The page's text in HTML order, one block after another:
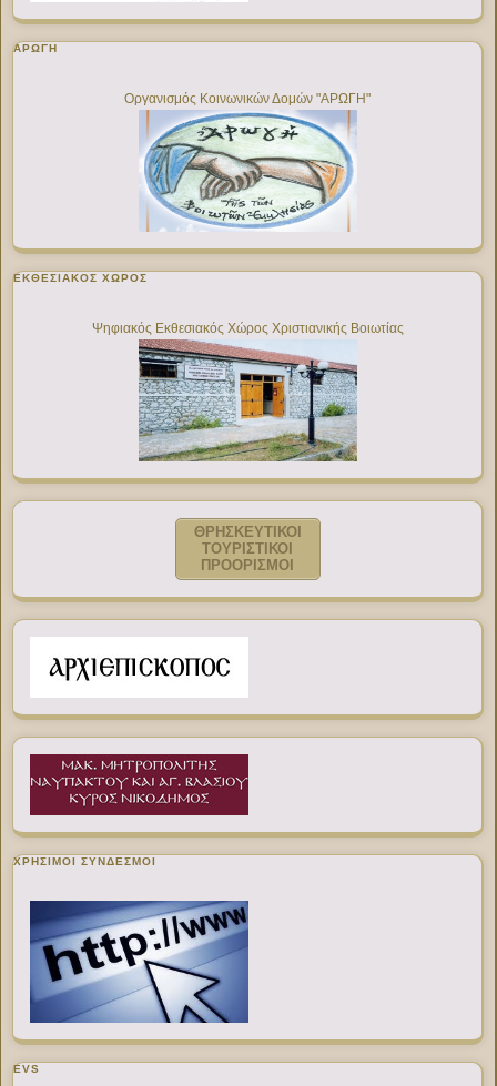
ΑΡΩΓΗ
Οργανισμός Κοινωνικών Δομών "ΑΡΩΓΗ"
ΕΚΘΕΣΙΑΚΌΣ ΧΏΡΟΣ
Ψηφιακός Εκθεσιακός Χώρος Χριστιανικής Βοιωτίας
ΘΡΗΣΚΕΥΤΙΚΟΙ
ΤΟΥΡΙΣΤΙΚΟΙ
ΠΡΟΟΡΙΣΜΟΙ
ΧΡΉΣΙΜΟΙ ΣΎΝΔΕΣΜΟΙ
EVS